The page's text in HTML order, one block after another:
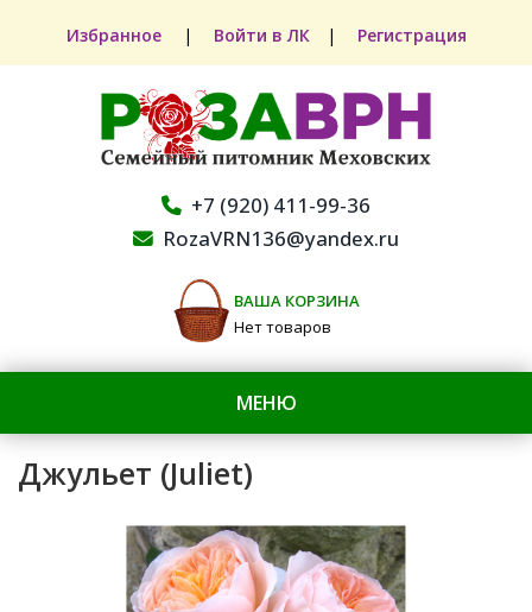
Избранное | Войти в ЛК | Регистрация
+7 (920) 411-99-36
RozaVRN136@yandex.ru
ВАША КОРЗИНА
Нет товаров
МЕНЮ
Джульет (Juliet)